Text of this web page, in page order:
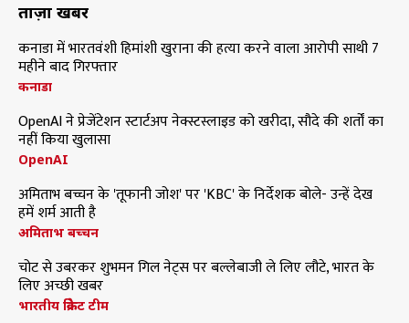
ताज़ा खबरें
कनाडा में भारतवंशी हिमांशी खुराना की हत्या करने वाला आरोपी साथी 7
महीने बाद गिरफ्तार
कनाडा
OpenAI ने प्रेजेंटेशन स्टार्टअप नेक्स्टस्लाइड को खरीदा, सौदे की शर्तों का
नहीं किया खुलासा
OpenAI
अमिताभ बच्चन के 'तूफानी जोश' पर 'KBC' के निर्देशक बोले- उन्हें देख
हमें शर्म आती है
अमिताभ बच्चन
चोट से उबरकर शुभमन गिल नेट्स पर बल्लेबाजी ले लिए लौटे, भारत के
लिए अच्छी खबर
भारतीय क्रिकेट टीम